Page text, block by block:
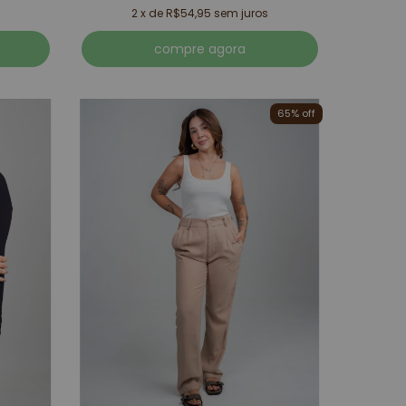
2x de R$54,95 sem juros
compre agora
65% off